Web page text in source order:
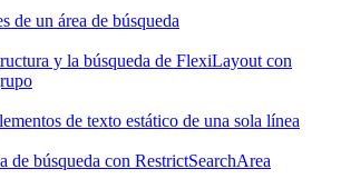
de un área de búsqueda
y la búsqueda de FlexiLayout con
de texto estático de una sola línea
de búsqueda con RestrictSearchArea